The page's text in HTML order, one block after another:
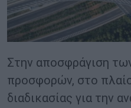
Στην αποσφράγιση
προσφορών, στο
διαδικασίας για την